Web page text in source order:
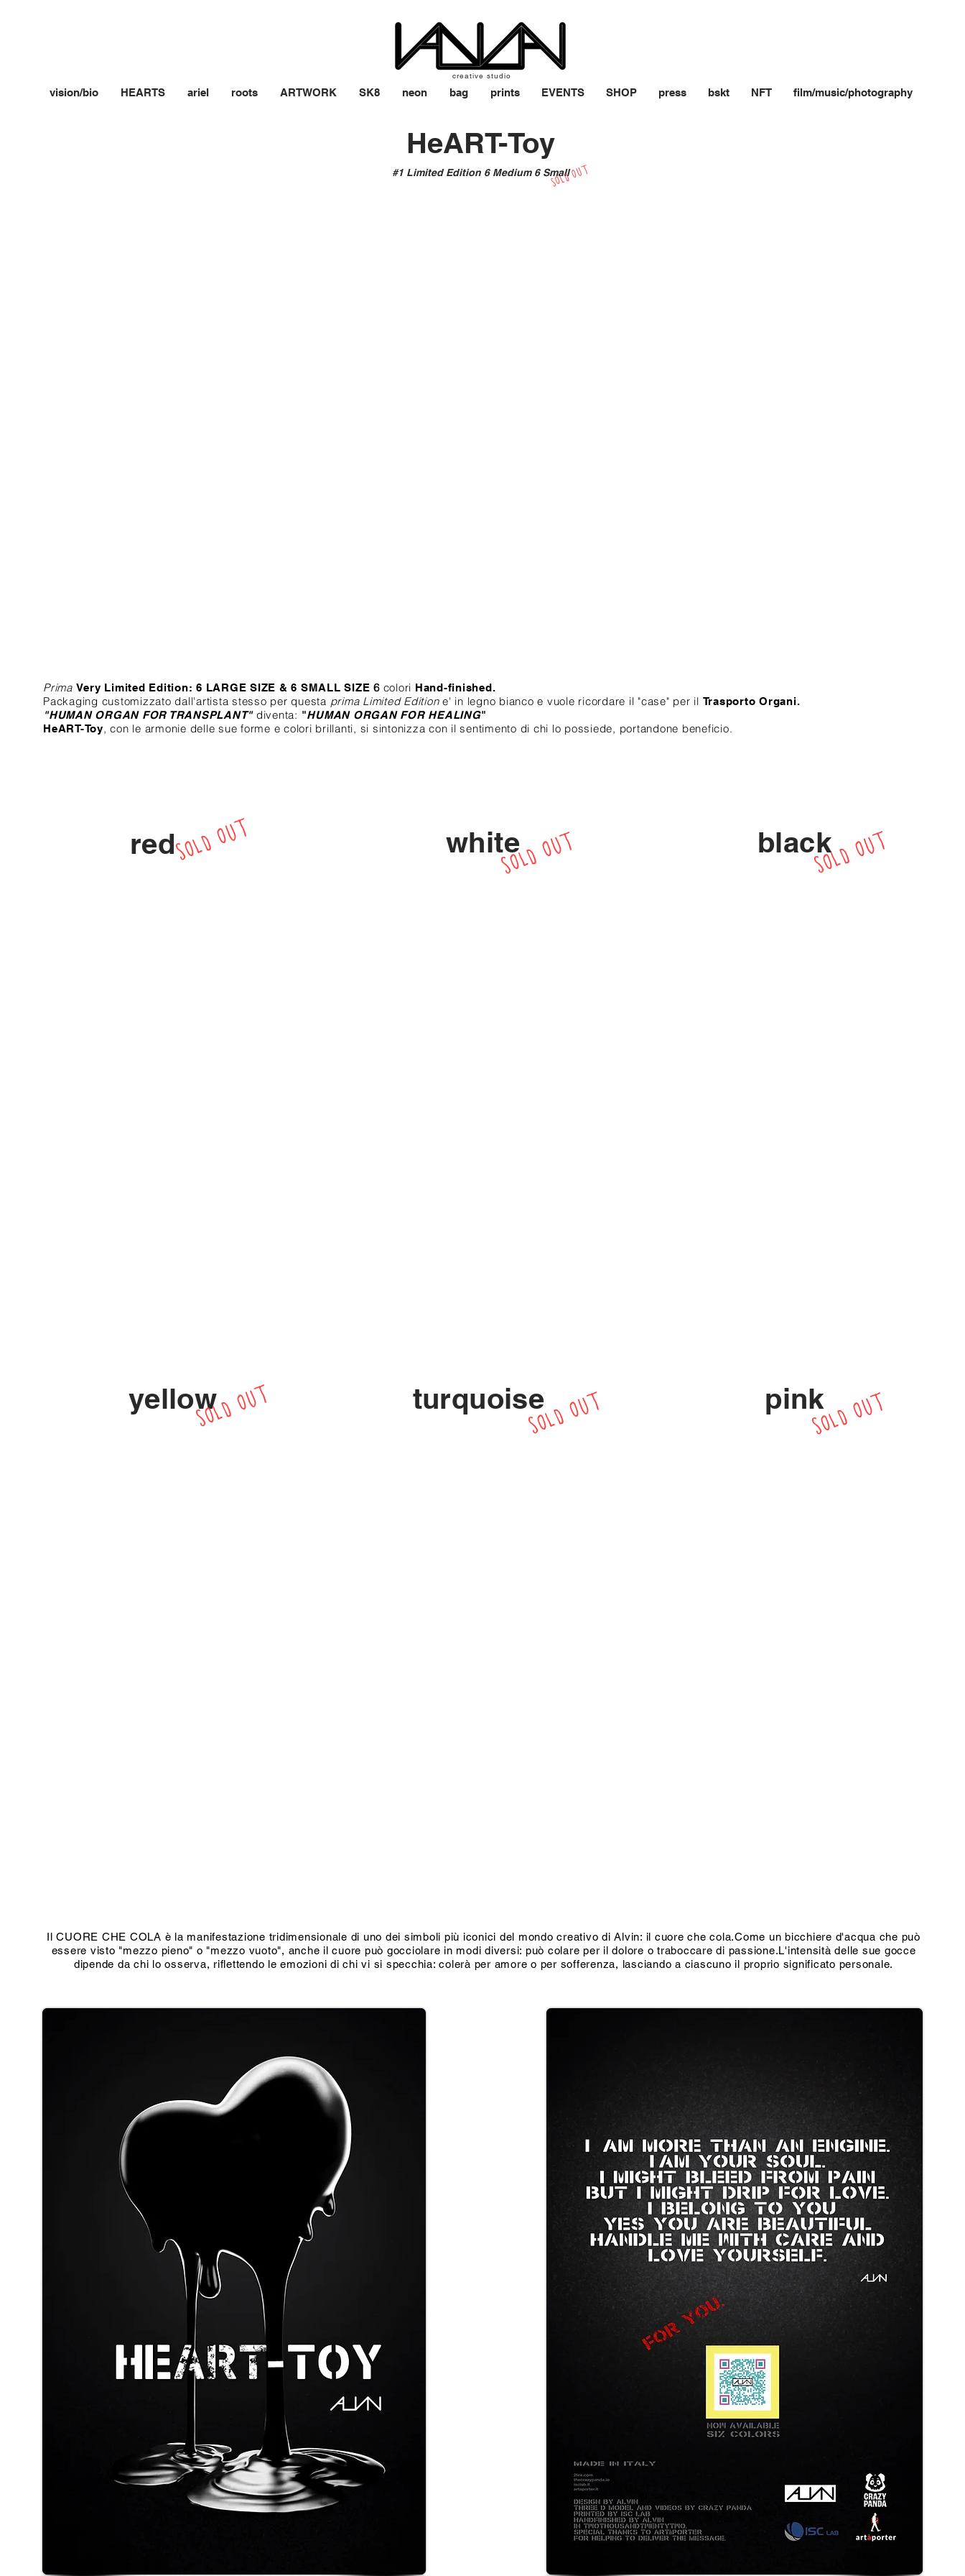
creative studio
vision/bio HEARTS ariel roots ARTWORK SK8 neon bag prints EVENTS SHOP press bskt NFT film/music/photography
HeART-Toy
#1 Limited Edition 6 Medium 6 SmallSOLD OUT
Prima Very Limited Edition: 6 LARGE SIZE & 6 SMALL SIZE 6 colori Hand-finished.
Packaging customizzato dall'artista stesso per questa prima Limited Edition e' in legno bianco e vuole ricordare il "case" per il Trasporto Organi.
"HUMAN ORGAN FOR TRANSPLANT" diventa: "HUMAN ORGAN FOR HEALING"
HeART-Toy,con le armonie delle sue forme e colori brillanti, si sintonizza con il sentimento di chi lo possiede, portandone beneficio.
redSOLD OUT
yellowSOLD OUT
whiteSOLD OUT
turquoiseSOLD OUT
blackSOLD OUT
pinkSOLD OUT
Il CUORE CHE COLA è la manifestazione tridimensionale di uno dei simboli più iconici del mondo creativo di Alvin: il cuore che cola.Come un bicchiere d'acqua che può
essere visto "mezzo pieno" o "mezzo vuoto", anche il cuore può gocciolare in modi diversi: può colare per il dolore o traboccare di passione.L'intensità delle sue gocce
dipende da chi lo osserva, riflettendo le emozioni di chi vi si specchia: colerà per amore o per sofferenza, lasciando a ciascuno il proprio significato personale.